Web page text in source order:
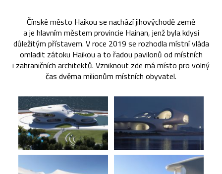
Čínské město Haikou se nachází jihovýchodě země
a je hlavním městem provincie Hainan, jenž byla kdysi
důležitým přístavem. V roce 2019 se rozhodla místní vláda
omladit zátoku Haikou a to řadou pavilonů od místních
i zahraničních architektů. Vzniknout zde má místo pro volný
čas dvěma milionům místních obyvatel.